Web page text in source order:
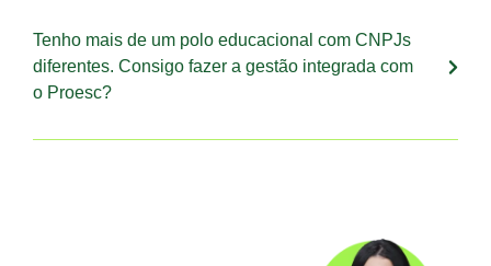
Tenho mais de um polo educacional com CNPJs
diferentes. Consigo fazer a gestão integrada com
o Proesc?